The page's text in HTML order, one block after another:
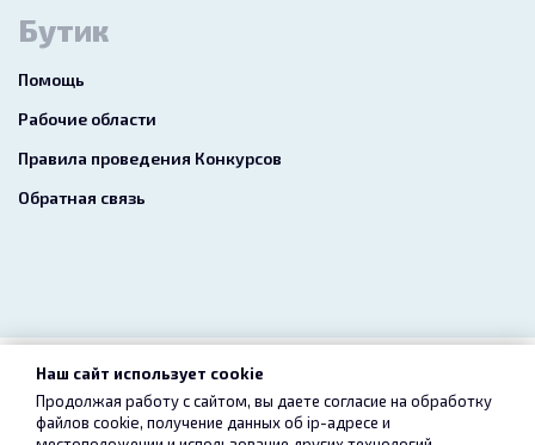
Бутик
Помощь
Рабочие области
Правила проведения Конкурсов
Обратная связь
2026 freelance.boutique
Пользовательское соглашение Конфиденциальность
Наш сайт использует cookie
Продолжая работу с сайтом, вы даете согласие на обработку
файлов cookie, получение данных об ip-адресе и